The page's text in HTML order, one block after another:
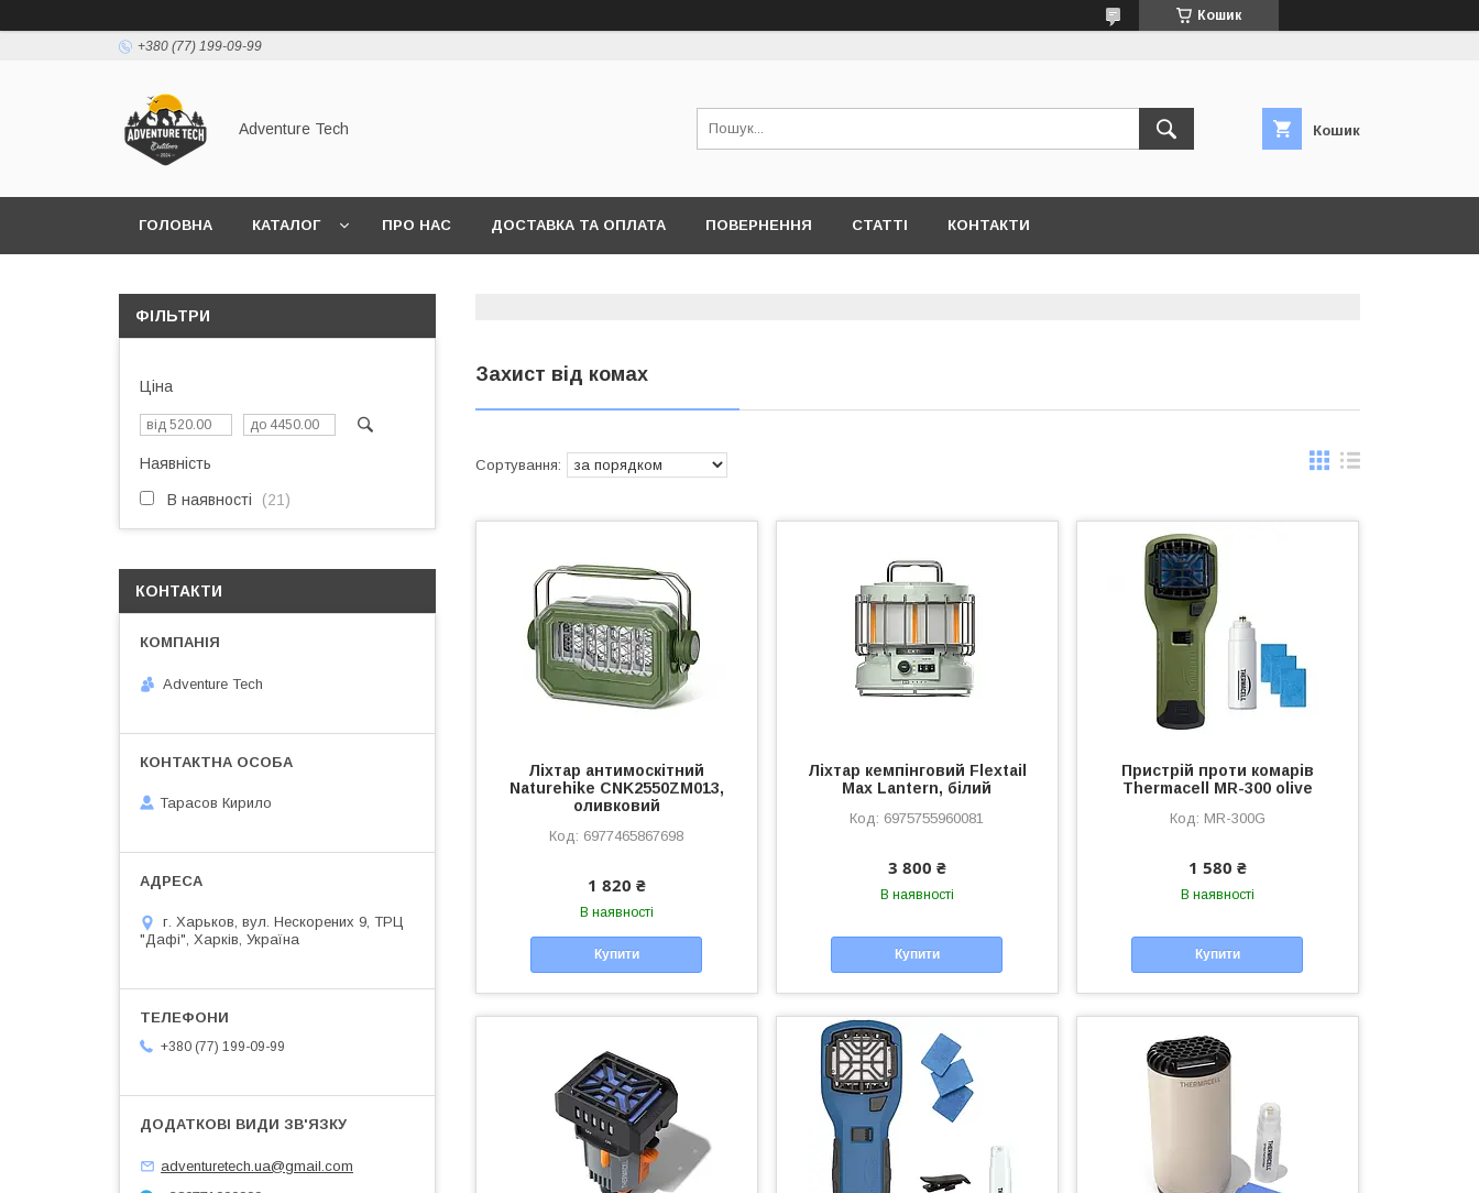
Кошик
+380 (77) 199-09-99
Adventure Tech Кошик
ГОЛОВНА КАТАЛОГ ПРО НАС ДОСТАВКА ТА ОПЛАТА ПОВЕРНЕННЯ СТАТТІ КОНТАКТИ
Захист від комах
Ліхтар антимоскітний
Naturehike CNK2550ZM013,
оливковий
6977465867698
1 820 ₴
В наявності
Купити
Ліхтар кемпінговий Flextail
Max Lantern, білий
6975755960081
3 800 ₴
В наявності
Купити
Пристрій проти комарів
Thermacell MR-300 olive
MR-300G
1 580 ₴
В наявності
Купити
ФІЛЬТРИ
Ціна
Наявність
В наявності 21
КОНТАКТИ
Adventure Tech
Тарасов Кирило
г. Харьков, вул. Нескорених 9, ТРЦ
"Дафі", Харків, Україна
+380 (77) 199-09-99
adventuretech.ua@gmail.com